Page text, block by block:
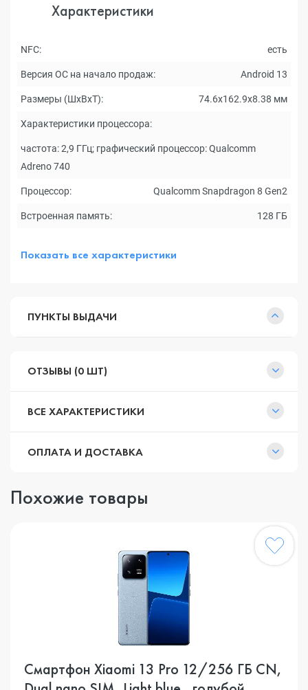
Характеристики
NFC: есть
Версия ОС на начало продаж: Android 13
Размеры (ШxВxТ): 74.6x162.9x8.38 мм
Характеристики процессора:
частота: 2,9 ГГц; графический процессор: Qualcomm
Adreno 740
Процессор: Qualcomm Snapdragon 8 Gen2
Встроенная память: 128 ГБ
Показать все характеристики
ПУНКТЫ ВЫДАЧИ
ОТЗЫВЫ (0 ШТ)
ВСЕ ХАРАКТЕРИСТИКИ
ОПЛАТА И ДОСТАВКА
Похожие товары
Смартфон Xiaomi 13 Pro 12/256 ГБ CN,